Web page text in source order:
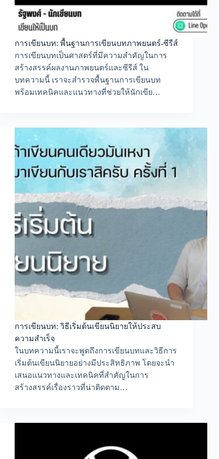
การเขียนบท: พื้นฐานการเขียนบทภาพยนตร์-ซีรีส์
การเขียนบทเป็นศาสตร์ที่มีความสำคัญในการ
สร้างสรรค์ผลงานภาพยนตร์และซีรีส์ ใน
บทความนี้ เราจะสำรวจพื้นฐานการเขียนบท
พร้อมเทคนิคและแนวทางที่ช่วยให้นักเขีย…
การเขียนบท: วิธีเริ่มต้นเขียนนิยายให้ประสบ
ความสำเร็จ
ในบทความนี้เราจะพูดถึงการเขียนบทและวิธีการ
เริ่มต้นเขียนนิยายอย่างมีประสิทธิภาพ โดยจะนำ
เสนอแนวทางและเทคนิคที่สำคัญในการ
สร้างสรรค์เรื่องราวที่น่าติดตาม…